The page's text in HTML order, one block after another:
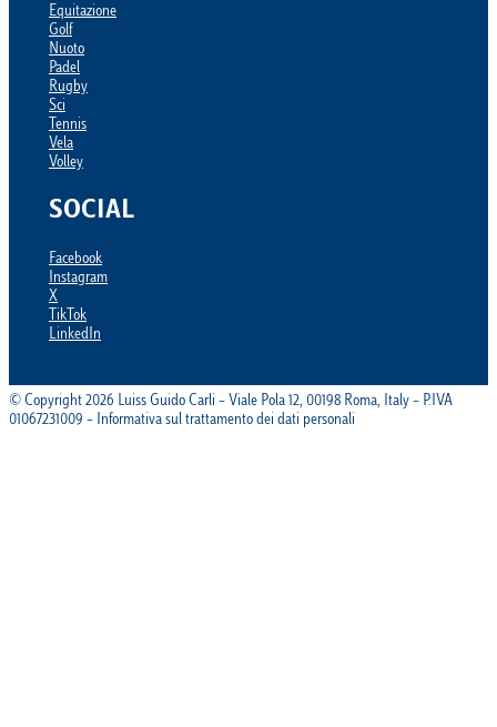
Equitazione
Golf
Nuoto
Padel
Rugby
Sci
Tennis
Vela
Volley
SOCIAL
Facebook
Instagram
X
TikTok
LinkedIn
© Copyright 2026 Luiss Guido Carli – Viale Pola 12, 00198 Roma, Italy – P.IVA
01067231009 – Informativa sul trattamento dei dati personali